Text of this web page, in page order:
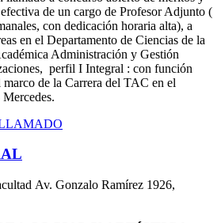
de un cargo de Profesor Adjunto (
con dedicación horaria alta), a
en el Departamento de Ciencias de la
Administración y Gestión
perfil I Integral : con función
de la Carrera del TAC en el
Av. Gonzalo Ramírez 1926,